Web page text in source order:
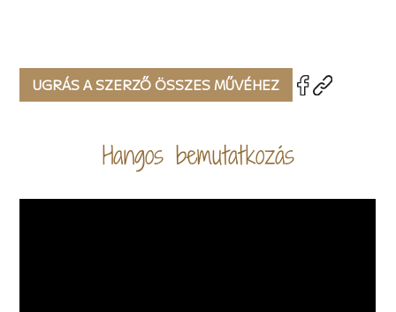
UGRÁS A SZERZŐ ÖSSZES MŰVÉHEZ
Hangos bemutatkozás